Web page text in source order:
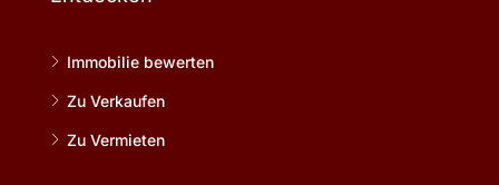
Immobilie bewerten
Zu Verkaufen
Zu Vermieten